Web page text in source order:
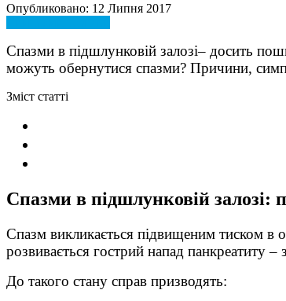
Опубликовано: 12 Липня 2017
Спазми в підшлунковій залозі– досить
можуть обернутися спазми? Причини,
Зміст статті
Спазми в підшлунковій залозі:
Спазм викликається підвищеним тиском в
розвивається гострий напад панкреатиту –
До такого стану справ призводять: